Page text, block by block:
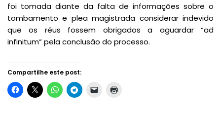
foi tomada diante da falta de informações sobre o
tombamento e plea magistrada considerar indevido
que os réus fossem obrigados a aguardar “ad
infinitum” pela conclusão do processo.
Compartilhe este post: